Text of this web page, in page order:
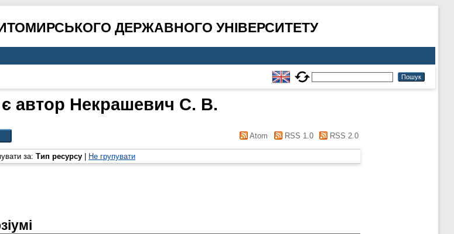
ДЕРЖАВНОГО УНІВЕРСИТЕТУ
автор Некрашевич С. В.
Atom RSS 1.0 RSS 2.0
за: Тип ресурсу Не групувати